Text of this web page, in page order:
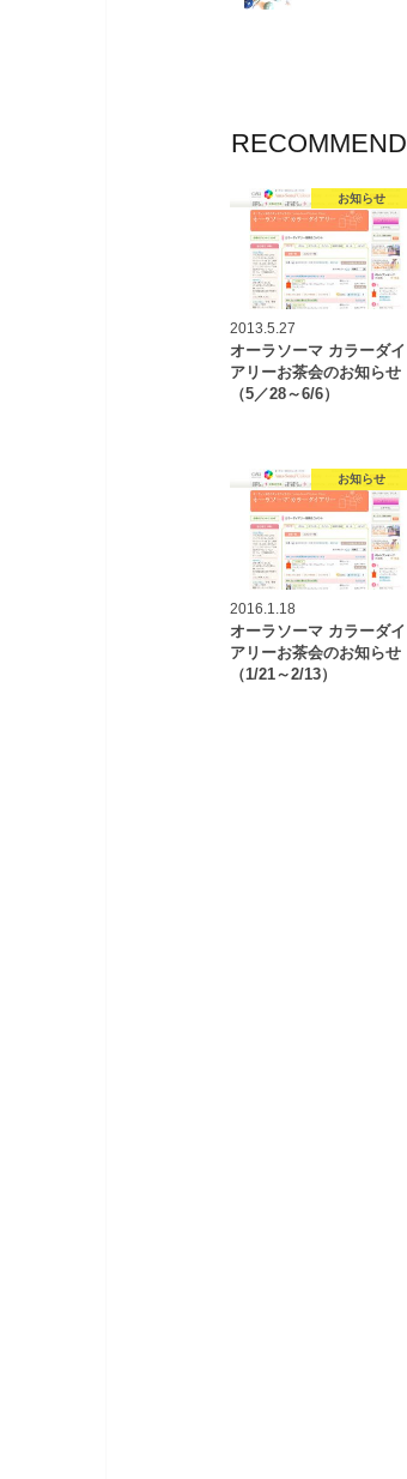
RECOMMEND
お知らせ
2013.5.27
オーラソーマ カラーダイ
アリーお茶会のお知らせ
（5／28～6/6）
お知らせ
2016.1.18
オーラソーマ カラーダイ
アリーお茶会のお知らせ
（1/21～2/13）